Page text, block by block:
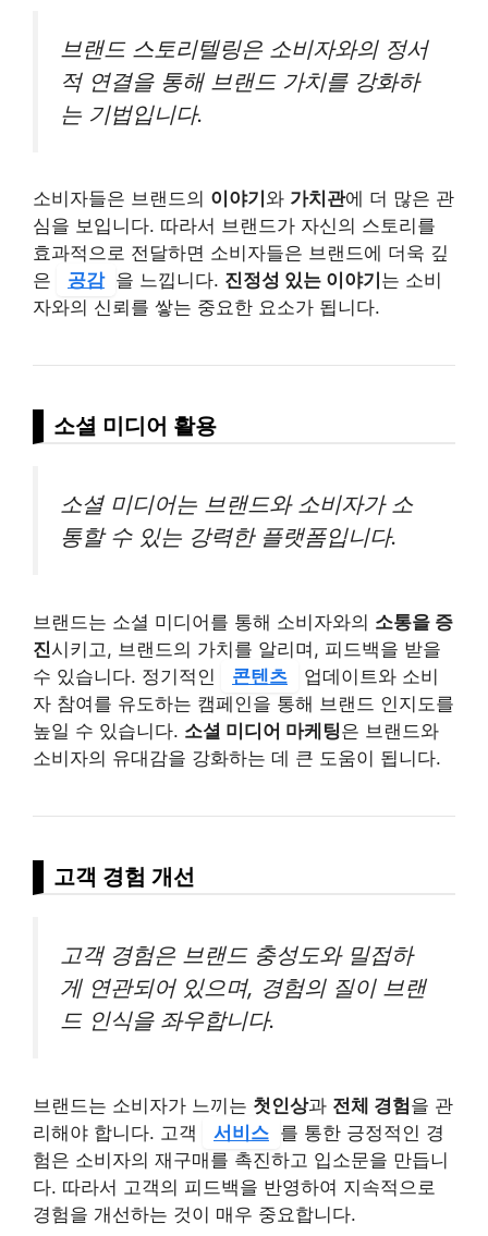
브랜드 스토리텔링은 소비자와의 정서
적 연결을 통해 브랜드 가치를 강화하
는 기법입니다.
소비자들은 브랜드의 이야기 와 가치관에 더 많은 관
심을 보입니다. 따라서 브랜드가 자신의 스토리를
효과적으로 전달하면 소비자들은 브랜드에 더욱 깊
은
공감 을 느낍니다. 진정성 있는 이야기 는 소비
자와의 신뢰를 쌓는 중요한 요소가 됩니다.
소셜 미디어 활용
소셜 미디어는 브랜드와 소비자가 소
통할 수 있는 강력한 플랫폼입니다.
브랜드는 소셜 미디어를 통해 소비자와의 소통을 증
진시키고, 브랜드의 가치를 알리며, 피드백을 받을
수 있습니다. 정기적인
콘텐츠
업데이트와 소비
자 참여를 유도하는 캠페인을 통해 브랜드 인지도를
높일 수 있습니다. 소셜 미디어 마케팅은 브랜드와
소비자의 유대감을 강화하는 데 큰 도움이 됩니다.
고객 경험 개선
고객 경험은 브랜드 충성도와 밀접하
게 연관되어 있으며, 경험의 질이 브랜
드 인식을 좌우합니다.
브랜드는 소비자가 느끼는 첫인상과 전체 경험을 관
리해야 합니다. 고객
서비스 를 통한 긍정적인 경
험은 소비자의 재구매를 촉진하고 입소문을 만듭니
다. 따라서 고객의 피드백을 반영하여 지속적으로
경험을 개선하는 것이 매우 중요합니다.